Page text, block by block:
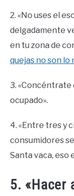
2. «No uses el
delgadamente
en tu zona de
quejas no son
3. «Concéntrate
ocupado».
4. «Entre tres y
consumidores
Santa vaca, eso
5. «Hacer